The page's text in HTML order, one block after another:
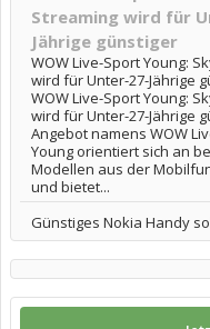
Streaming wird für
Jährige günstiger
WOW Live-Sport Young:
wird für Unter-27-Jährige
WOW Live-Sport Young:
wird für Unter-27-Jährige
Angebot namens WOW
Young orientiert sich an
Modellen aus der
und bietet...
Günstiges Nokia Handy